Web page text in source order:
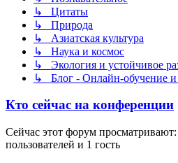
↳ Цитаты
↳ Природа
↳ Азиатская культура
↳ Наука и космос
↳ Экология и устойчивое
↳ Блог - Онлайн-обучение
Кто сейчас на конференции
Сейчас этот форум
пользователей и 1 гость